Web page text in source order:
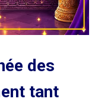
des
tant